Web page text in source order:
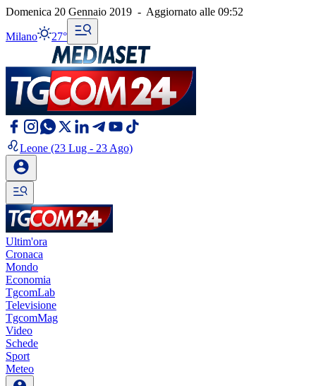
Domenica 20 Gennaio 2019 - Aggiornato alle 09:52
Milano 27°
Leone (23 Lug - 23 Ago)
Ultim'ora
Cronaca
Mondo
Economia
TgcomLab
Televisione
TgcomMag
Video
Schede
Sport
Meteo